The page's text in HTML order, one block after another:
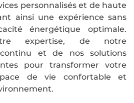
personnalisés et de haute
ainsi une expérience sans
énergétique optimale.
expertise, de notre
et de nos solutions
pour transformer votre
de vie confortable et